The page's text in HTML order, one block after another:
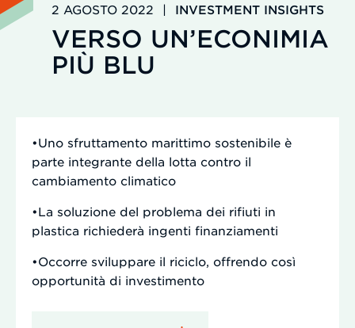
2 AGOSTO 2022 | INVESTMENT INSIGHTS
VERSO UN’ECONIMIA
PIÙ BLU
•Uno sfruttamento marittimo sostenibile è
parte integrante della lotta contro il
cambiamento climatico
•La soluzione del problema dei rifiuti in
plastica richiederà ingenti finanziamenti
•Occorre sviluppare il riciclo, offrendo così
opportunità di investimento